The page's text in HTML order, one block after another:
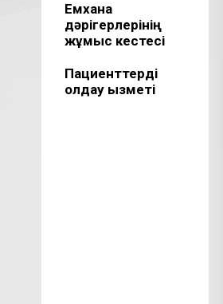
Емхана
дәрігерлерінің
жұмыс кестесі
Пациенттерді
қолдау қызметі